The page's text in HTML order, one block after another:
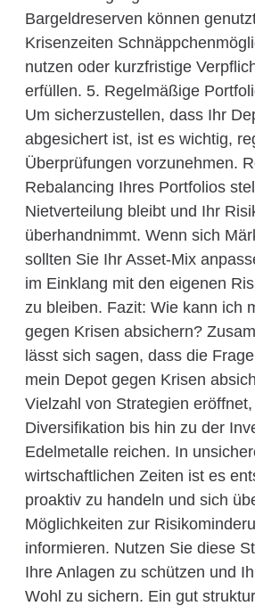
Bargeldreserven können
Krisenzeiten
nutzen oder kurzfristige
erfüllen. 5. Regelmäßige
Um sicherzustellen, dass Ihr
abgesichert ist, ist es wichtig,
Überprüfungen vorzunehmen.
Rebalancing Ihres Portfolios
Nietverteilung bleibt und Ihr
überhandnimmt. Wenn sich
sollten Sie Ihr Asset-Mix
im Einklang mit den eigenen
zu bleiben. Fazit: Wie kann ich
gegen Krisen absichern?
lässt sich sagen, dass die
mein Depot gegen Krisen
Vielzahl von Strategien
Diversifikation bis hin zu der
Edelmetalle reichen. In
wirtschaftlichen Zeiten ist es
proaktiv zu handeln und sich
Möglichkeiten zur
informieren. Nutzen Sie diese
Ihre Anlagen zu schützen und
Wohl zu sichern. Ein gut